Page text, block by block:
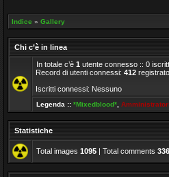
Indice » Gallery
Chi c’è in linea
In totale c’è 1 utente connesso :: 0
Record di utenti connessi: 412
Iscritti connessi: Nessuno
Legenda :: *Mixedblood* Amministratori
Statistiche
Total images 1095 | Total comments 336